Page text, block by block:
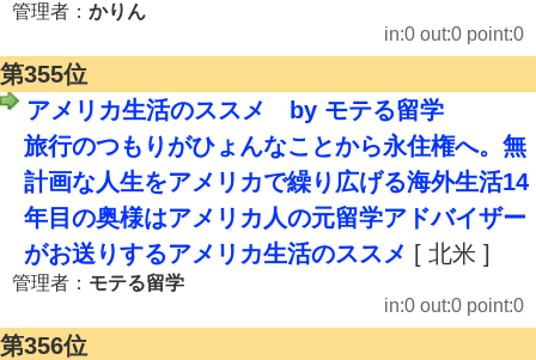
管理者： かりん
in:0 out:0 point:0
第355位
アメリカ生活のススメ by モテる留学
旅行のつもりがひょんなことから永住権へ。無
計画な人生をアメリカで繰り広げる海外生活14
年目の奥様はアメリカ人の元留学アドバイザー
がお送りするアメリカ生活のススメ [ 北米 ]
管理者： モテる留学
in:0 out:0 point:0
第356位